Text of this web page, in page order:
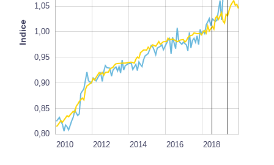
Indice 0,80
1,05
1,00
0,95
0,90
0,85
0,80
L
2010 2012 2014 2016 2018
2020
2022